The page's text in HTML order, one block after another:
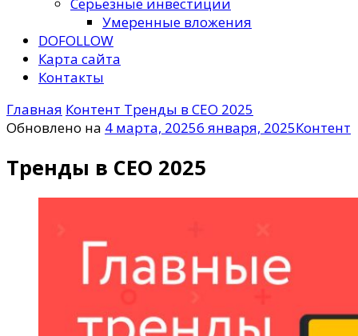
Умеренные вложения
DOFOLLOW
Карта сайта
Контакты
Главная Контент Тренды в СЕО 2025
Обновлено на 4 марта, 20256 января, 2025Контент
Тренды в СЕО 2025